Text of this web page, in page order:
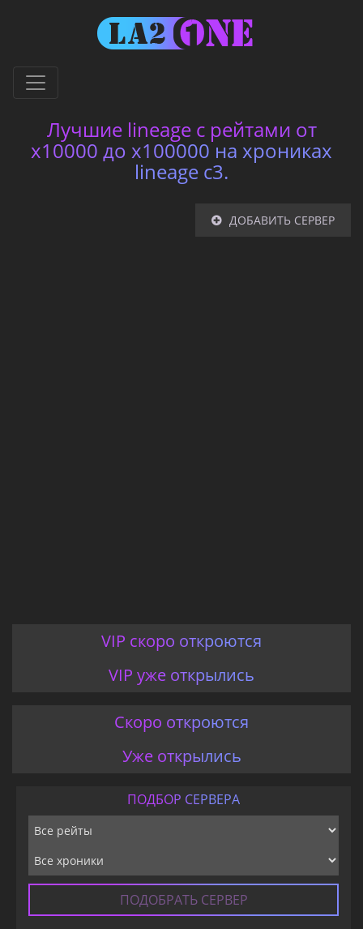
Лучшие lineage с рейтами от
x10000 до x100000 на хрониках
lineage c3.
ДОБАВИТЬ СЕРВЕР
VIP скоро откроются
VIP уже открылись
Скоро откроются
Уже открылись
ПОДБОР СЕРВЕРА
ПОДОБРАТЬ СЕРВЕР